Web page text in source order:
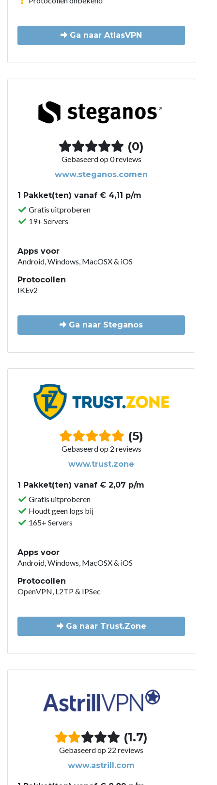
Ga naar AtlasVPN
(0)
Gebaseerd op 0 reviews
www.steganos.comen
1 Pakket(ten) vanaf € 4,11 p/m
Gratis uitproberen
19+ Servers
Apps voor
Android, Windows, MacOSX & iOS
Protocollen
IKEv2
Ga naar Steganos
(5)
Gebaseerd op 2 reviews
www.trust.zone
1 Pakket(ten) vanaf € 2,07 p/m
Gratis uitproberen
Houdt geen logs bij
165+ Servers
Apps voor
Android, Windows, MacOSX & iOS
Protocollen
OpenVPN, L2TP & IPSec
Ga naar Trust.Zone
(1.7)
Gebaseerd op 22 reviews
www.astrill.com